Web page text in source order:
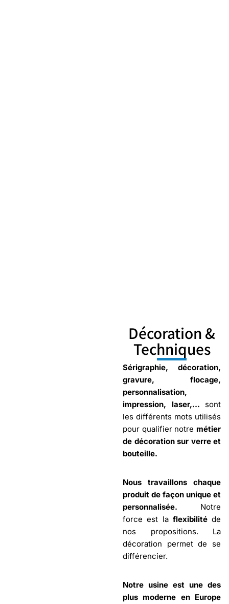
Décoration &
Techniques
Sérigraphie, décoration,
gravure, flocage,
personnalisation,
impression, laser,… sont
les différents mots utilisés
pour qualifier notre métier
de décoration sur verre et
bouteille.
Nous travaillons chaque
produit de façon unique et
personnalisée. Notre
force est la flexibilitéde
nos propositions. La
décoration permet de se
différencier.
Notre usine est une des
plus moderne en Europe